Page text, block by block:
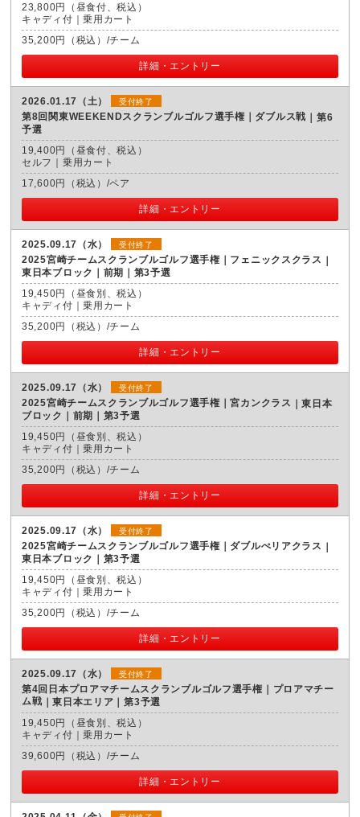
23,800円（昼食付、税込）
キャディ付｜乗用カート
35,200円（税込）/チーム
詳細・エントリー
2026.01.17（土） 受付終了
第8回関東WEEKENDスクランブルゴルフ選手権｜ダブルス戦
第6
予選
19,400円（昼食付、税込）
セルフ｜乗用カート
17,600円（税込）/ペア
詳細・エントリー
2025.09.17（水） 受付終了
2025宮崎チームスクランブルゴルフ選手権｜フェニックスクラス
東日本ブロック｜前期｜第3予選
19,450円（昼食別、税込）
キャディ付｜乗用カート
35,200円（税込）/チーム
詳細・エントリー
2025.09.17（水） 受付終了
2025宮崎チームスクランブルゴルフ選手権｜宮カンクラス
東日本
ブロック｜前期｜第3予選
19,450円（昼食別、税込）
キャディ付｜乗用カート
35,200円（税込）/チーム
詳細・エントリー
2025.09.17（水） 受付終了
2025宮崎チームスクランブルゴルフ選手権｜ダブルぺリアクラス
東日本ブロック｜第3予選
19,450円（昼食別、税込）
キャディ付｜乗用カート
35,200円（税込）/チーム
詳細・エントリー
2025.09.17（水） 受付終了
第4回日本プロアマチームスクランブルゴルフ選手権｜プロアマチー
ム戦
東日本エリア｜第3予選
19,450円（昼食別、税込）
キャディ付｜乗用カート
39,600円（税込）/チーム
詳細・エントリー